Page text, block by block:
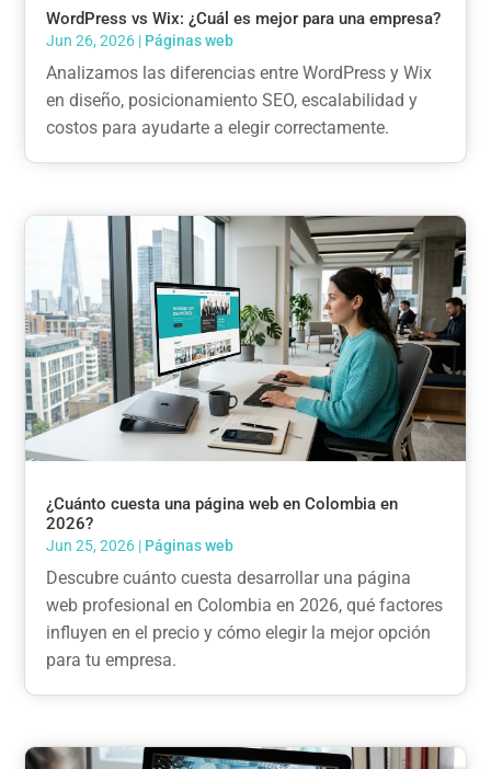
WordPress vs Wix: ¿Cuál es mejor para una empresa?
Jun 26, 2026 | Páginas web
Analizamos las diferencias entre WordPress y Wix
en diseño, posicionamiento SEO, escalabilidad y
costos para ayudarte a elegir correctamente.
¿Cuánto cuesta una página web en Colombia en
2026?
Jun 25, 2026 | Páginas web
Descubre cuánto cuesta desarrollar una página
web profesional en Colombia en 2026, qué factores
influyen en el precio y cómo elegir la mejor opción
para tu empresa.